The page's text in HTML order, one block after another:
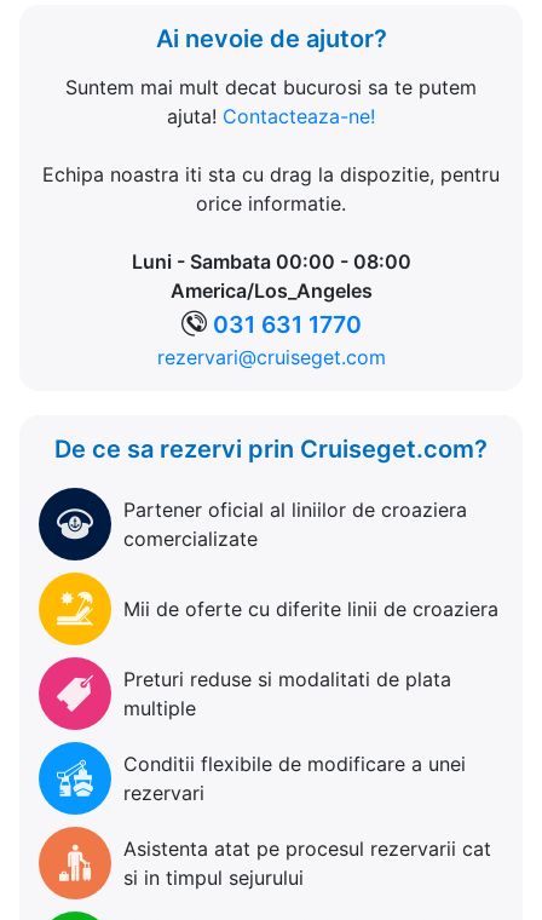
Ai nevoie de ajutor?
Suntem mai mult decat bucurosi sa te putem
ajuta! Contacteaza-ne!
Echipa noastra iti sta cu drag la dispozitie, pentru
orice informatie.
Luni - Sambata 00:00 - 08:00
America/Los_Angeles
031 631 1770
rezervari@cruiseget.com
De ce sa rezervi prin Cruiseget.com?
Partener oficial al liniilor de croaziera
comercializate
Mii de oferte cu diferite linii de croaziera
Preturi reduse si modalitati de plata
multiple
Conditii flexibile de modificare a unei
rezervari
Asistenta atat pe procesul rezervarii cat
si in timpul sejurului